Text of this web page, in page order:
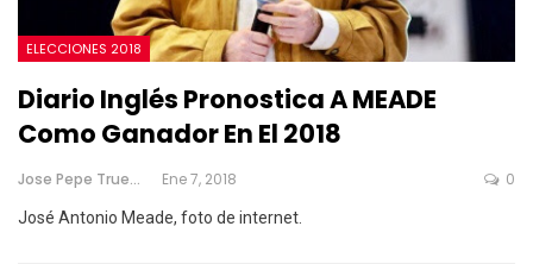
ELECCIONES 2018
Diario Inglés Pronostica A MEADE
Como Ganador En El 2018
Jose Pepe Trueno Ene 7, 2018 0
José Antonio Meade, foto de internet.